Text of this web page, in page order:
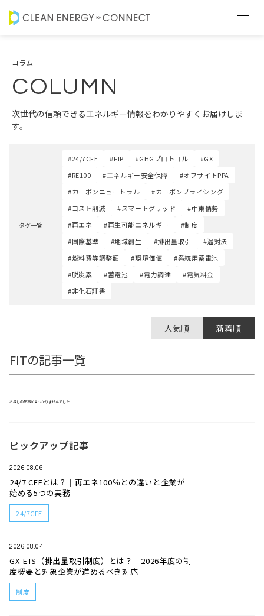
コラム
COLUMN
次世代の信頼できるエネルギー情報をわかりやすくお届けしま
す。
タグ一覧
#24/7CFE #FIP #GHGプロトコル
#GX
#RE100
#エネルギー安全保障
#オフサイトPPA
#カーボンニュートラル
#カーボンプライシング
#コスト削減
#スマートグリッド
#中東情勢
#再エネ
#再生可能エネルギー
#制度
#国際基準
#地域創生 #排出量取引
#温対法
#燃料費等調整額
#環境価値
#系統用蓄電池
#脱炭素
#蓄電池 #電力調達
#電気料金
#非化石証書
人気順 新着順
FITの記事一覧
お探しの記事が見つかりませんでした
ピックアップ記事
2026.08.06
24/7 CFEとは？｜再エネ100％との違いと企業が
始める5つの実務
24/7CFE
2026.08.04
GX-ETS（排出量取引制度）とは？｜2026年度の制
度概要と対象企業が進めるべき対応
制度